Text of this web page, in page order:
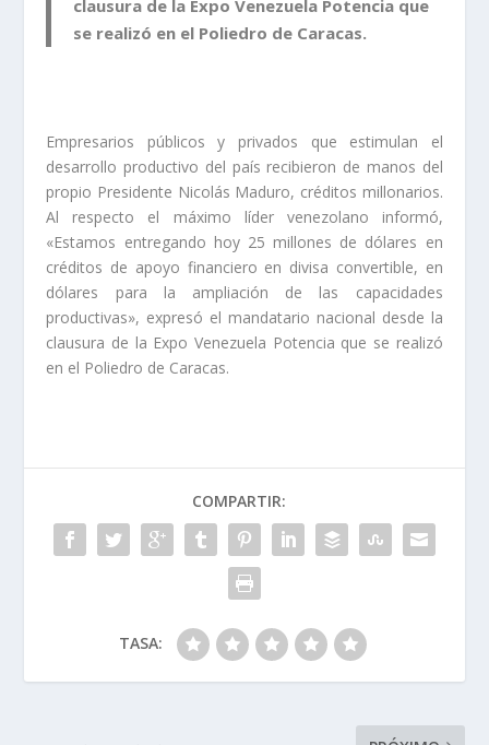
clausura de la Expo Venezuela Potencia que
se realizó en el Poliedro de Caracas.
Empresarios públicos y privados que estimulan el
desarrollo productivo del país recibieron de manos del
propio Presidente Nicolás Maduro, créditos millonarios.
Al respecto el máximo líder venezolano informó,
«Estamos entregando hoy 25 millones de dólares en
créditos de apoyo financiero en divisa convertible, en
dólares para la ampliación de las capacidades
productivas», expresó el mandatario nacional desde la
clausura de la Expo Venezuela Potencia que se realizó
en el Poliedro de Caracas.
COMPARTIR:
TASA: